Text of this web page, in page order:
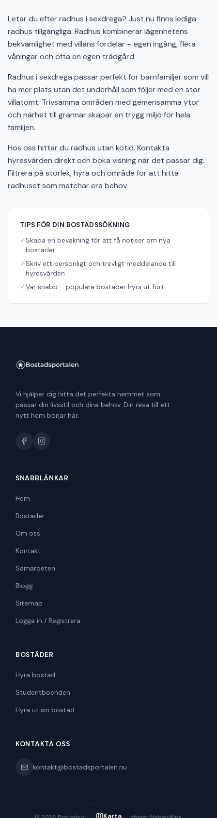
Karta
Letar du efter radhus i sexdrega? Just nu finns lediga
radhus tillgängliga. Radhus kombinerar lägenhetens
bekvämlighet med villans fördelar – egen ingång, flera
våningar och ofta en egen trädgård.
Radhus i sexdrega passar perfekt för barnfamiljer som vill
ha mer plats utan det underhåll som följer med en stor
villatomt. Trivsamma områden med gemensamma ytor
och närhet till grannar skapar en trygg miljö för hela
familjen.
Hos oss hittar du radhus utan kötid. Kontakta
hyresvärden direkt och boka visning när det passar dig.
Filtrera på storlek, hyra och område för att hitta
radhuset som matchar era behov.
TIPS FÖR DIN BOSTADSSÖKNING
✓Skapa en bevakning för att få notiser om nya
bostäder
✓Skriv ett personligt och trevligt meddelande till
hyresvärden
✓Var snabb – populära bostäder hyrs ut fort
Vi hjälper dig hitta det perfekta hemmet som
passar din livsstil och dina behov. Din resa till ett
nytt hem börjar här.
SNABBLÄNKAR
Hem
Bostäder
Om oss
Kontakt
Samarbeten
Blogg
Sitemap
Logga in / Registrera
BOSTÄDER
Hyra bostad
Studentboenden
Hyra ut sin bostad
KONTAKTA OSS
kontakt@bostadsportalen.nu